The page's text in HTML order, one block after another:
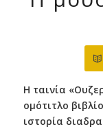
Η ταινία
ομότιτλο
ιστορία